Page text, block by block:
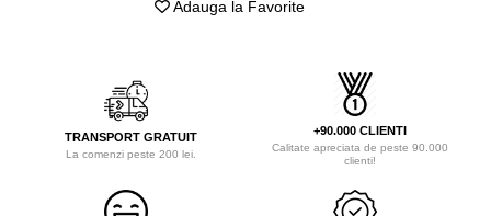
Adauga la Favorite
TRANSPORT GRATUIT
La comenzi peste 200 lei.
+90.000 CLIENTI
Calitate apreciata de peste 90.000
clienti!